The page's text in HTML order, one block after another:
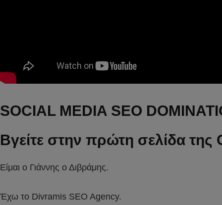
SOCIAL MEDIA SEO
Βγείτε στην πρώτη σελίδα της
Είμαι ο Γιάννης ο Διβράμης.
Έχω το Divramis SEO Agency.